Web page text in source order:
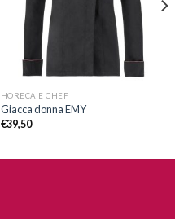
HORECA E CHEF
Giacca donna EMY
€39,50